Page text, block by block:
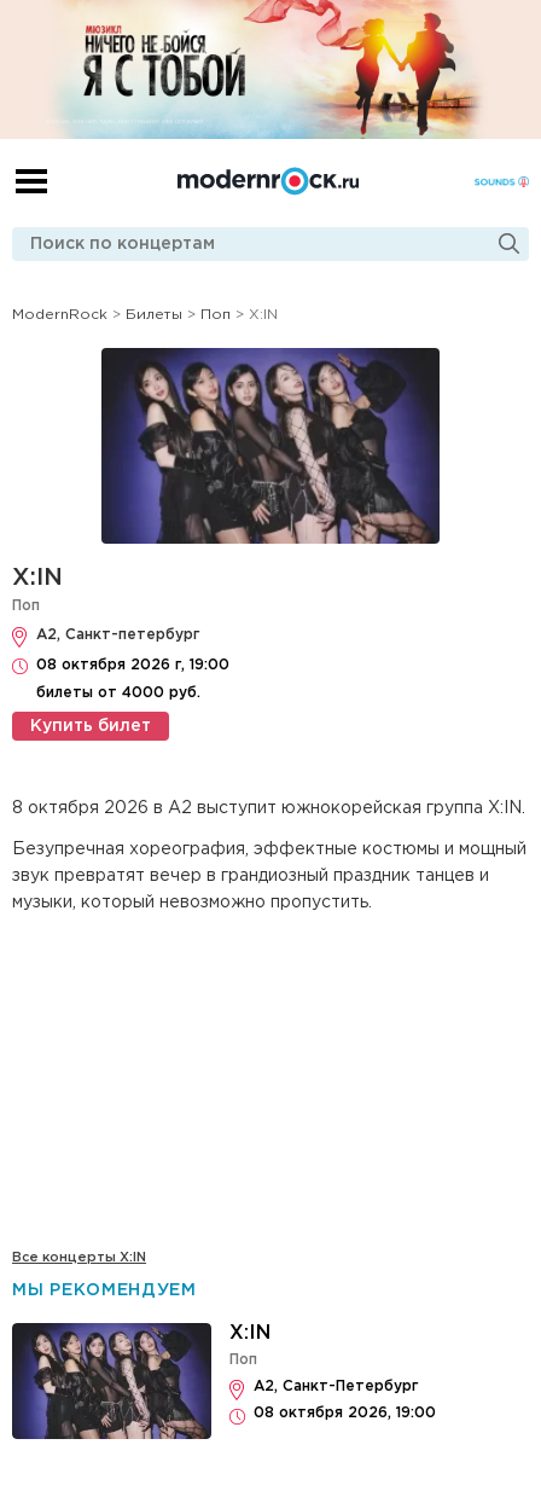
ModernRock > Билеты > Поп > X:IN
X:IN
Поп
А2, Санкт-петербург
08 октября 2026 г, 19:00
билеты от 4000 руб.
Купить билет
8 октября 2026 в А2 выступит южнокорейская группа X:IN.
Безупречная хореография, эффектные костюмы и мощный
звук превратят вечер в грандиозный праздник танцев и
музыки, который невозможно пропустить.
Все концерты X:IN
МЫ РЕКОМЕНДУЕМ
X:IN
Поп
А2, Санкт-Петербург
08 октября 2026, 19:00